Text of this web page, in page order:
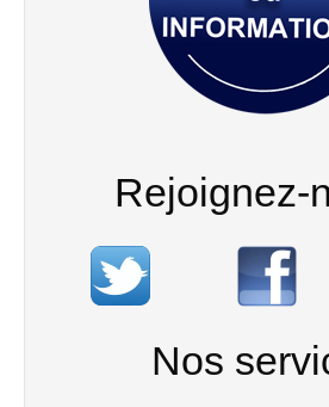
Rejoignez-
Nos